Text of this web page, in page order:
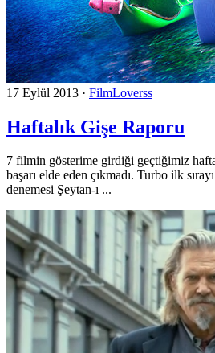
17 Eylül 2013 · FilmLoverss
Haftalık Gişe Raporu
7 filmin gösterime girdiği geçtiğimiz
başarı elde eden çıkmadı. Turbo ilk
denemesi Şeytan-ı ...